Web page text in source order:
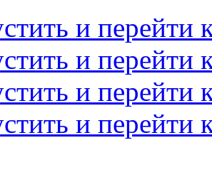
и перейти
и перейти
и перейти
и перейти